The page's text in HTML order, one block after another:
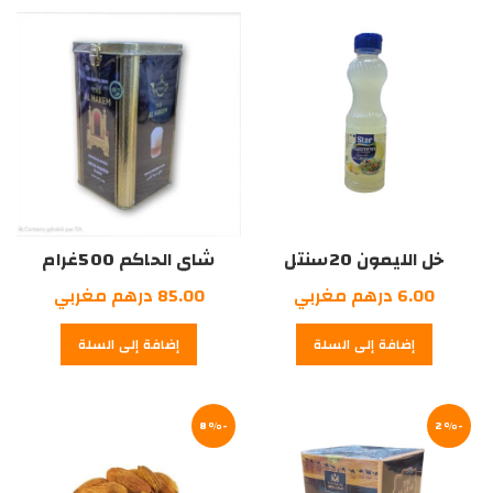
مغربي.
خل الليمون 20سنتل
6.00 درهم مغربي
إضافة إلى السلة
شاي الحاكم 500غرام
85.00 درهم مغربي
إضافة إلى السلة
-2%
-8%